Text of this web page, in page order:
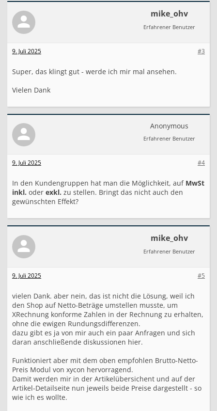
mike_ohv
Erfahrener Benutzer
#3
9. Juli 2025
Super, das klingt gut - werde ich mir mal ansehen.
Vielen Dank
Anonymous
Erfahrener Benutzer
#4
9. Juli 2025
In den Kundengruppen hat man die Möglichkeit, auf MwSt
inkl. oder exkl. zu stellen. Bringt das nicht auch den
gewünschten Effekt?
mike_ohv
Erfahrener Benutzer
#5
9. Juli 2025
vielen Dank. aber nein, das ist nicht die Lösung, weil ich
den Shop auf Netto-Beträge umstellen musste, um
XRechnung konforme Zahlen in der Rechnung zu erhalten,
ohne die ewigen Rundungsdifferenzen.
dazu gibt es ja von mir auch ein paar Anfragen und sich
daran anschließende diskussionen hier.
Funktioniert aber mit dem oben empfohlen Brutto-Netto-
Preis Modul von xycon hervorragend.
Damit werden mir in der Artikelübersichent und auf der
Artikel-Detailseite nun jeweils beide Preise dargestellt - so
wie ich es wollte.